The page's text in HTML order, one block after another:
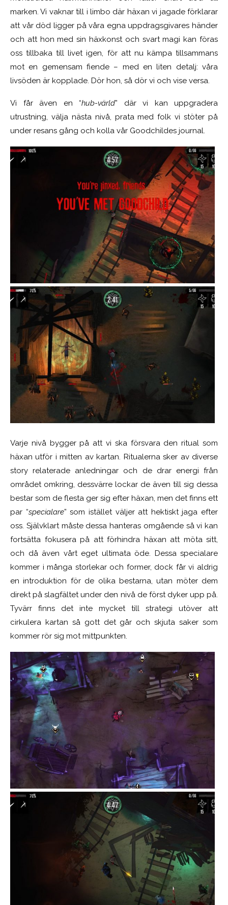
marken. Vi vaknar till i limbo där häxan vi jagade förklarar
att vår död ligger på våra egna uppdragsgivares händer
och att hon med sin häxkonst och svart magi kan föras
oss tillbaka till livet igen, för att nu kämpa tillsammans
mot en gemensam fiende – med en liten detalj: våra
livsöden är kopplade. Dör hon, så dör vi och vise versa.
Vi får även en “hub-värld” där vi kan uppgradera
utrustning, välja nästa nivå, prata med folk vi stöter på
under resans gång och kolla vår Goodchildes journal.
Varje nivå bygger på att vi ska försvara den ritual som
häxan utför i mitten av kartan. Ritualerna sker av diverse
story relaterade anledningar och de drar energi från
området omkring, dessvärre lockar de även till sig dessa
bestar som de flesta ger sig efter häxan, men det finns ett
par “specialare” som istället väljer att hektiskt jaga efter
oss. Självklart måste dessa hanteras omgående så vi kan
fortsätta fokusera på att förhindra häxan att möta sitt,
och då även vårt eget ultimata öde. Dessa specialare
kommer i många storlekar och former, dock får vi aldrig
en introduktion för de olika bestarna, utan möter dem
direkt på slagfältet under den nivå de först dyker upp på.
Tyvärr finns det inte mycket till strategi utöver att
cirkulera kartan så gott det går och skjuta saker som
kommer rör sig mot mittpunkten.